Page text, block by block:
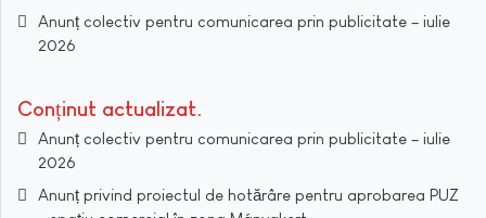
Anunț colectiv pentru comunicarea prin publicitate – iulie
2026
Conținut actualizat
Anunț colectiv pentru comunicarea prin publicitate – iulie
2026
Anunț privind proiectul de hotărâre pentru aprobarea PUZ